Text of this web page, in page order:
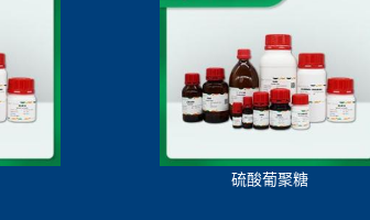
硫酸葡聚糖